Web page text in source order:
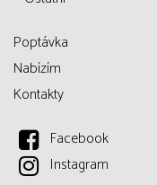
Poptávka
Nabízím
Kontakty
Facebook
Instagram